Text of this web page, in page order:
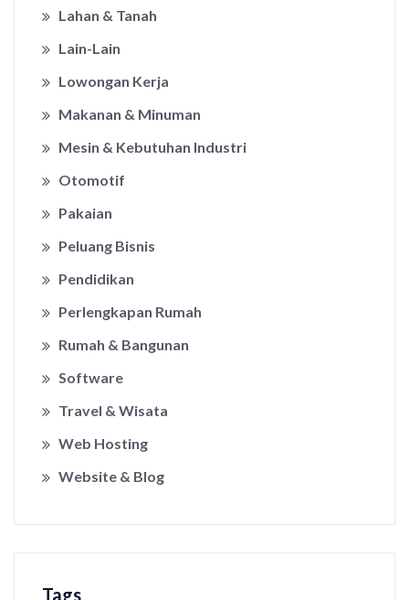
Lahan & Tanah
Lain-Lain
Lowongan Kerja
Makanan & Minuman
Mesin & Kebutuhan Industri
Otomotif
Pakaian
Peluang Bisnis
Pendidikan
Perlengkapan Rumah
Rumah & Bangunan
Software
Travel & Wisata
Web Hosting
Website & Blog
Tags